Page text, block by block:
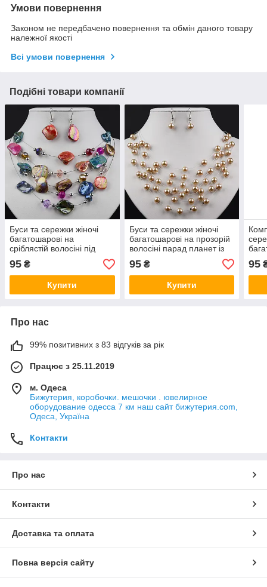
Умови повернення
Законом не передбачено повернення та обмін даного товару
належної якості
Всі умови повернення
Подібні товари компанії
Буси та сережки жіночі
багатошарові на
сріблястій волосіні під
натуральний камінь парад
планет довжина 45-50 см
95 ₴
Купити
Буси та сережки жіночі
багатошарові на прозорій
волосіні парад планет із
бурштиновими
намистинами довжина 45-
50 см
95₴
Купити
50
95
Про нас
99% позитивних з 83 відгуків за рік
Працює з 25.11.2019
м. Одеса
Бижутерия, коробочки. мешочки . ювелирное
оборудование одесса 7 км наш сайт бижутерия.com,
Одеса, Україна
Контакти
Про нас
Контакти
Доставка та оплата
Повна версія сайту